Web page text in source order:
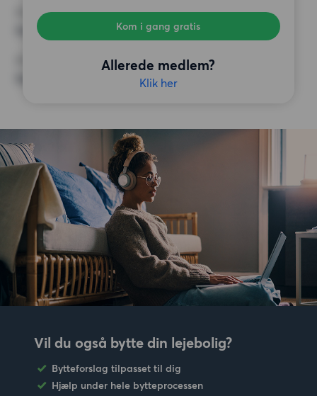
Kom i gang gratis
Allerede medlem?
Klik her
Ingen særlige krav
ØVRIGE PRÆFERENCER
Ingen særlige præferencer
Vil du også bytte din lejebolig?
Bytteforslag tilpasset til dig
Hjælp under hele bytteprocessen